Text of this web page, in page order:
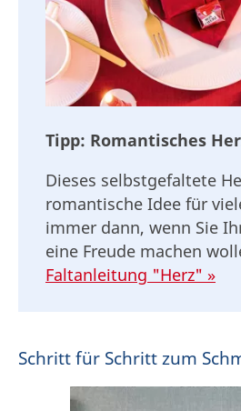
Tipp: Romantisches
Dieses selbstgefaltete
romantische Idee für
immer dann, wenn Sie
eine Freude machen
Faltanleitung "Herz" »
Schritt für Schritt zum